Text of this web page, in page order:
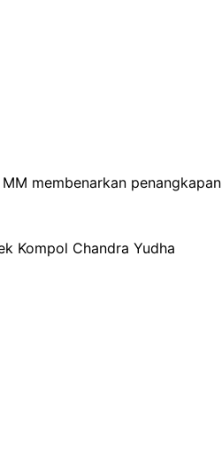
membenarkan penangkapan
Kompol Chandra Yudha